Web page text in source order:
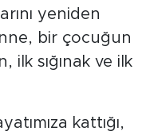
yeniden
bir çocuğun
ilk sığınak ve ilk
kattığı,